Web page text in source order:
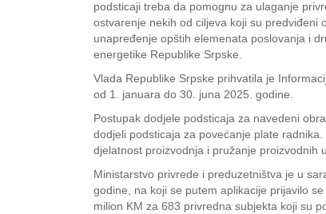
podsticaji treba da pomognu za ulaganje
ostvarenje nekih od ciljeva koji su predviđeni
unapređenje opštih elemenata poslovanja i
energetike Republike Srpske.
Vlada Republike Srpske prihvatila je
od 1. januara do 30. juna 2025. godine.
Postupak dodjele podsticaja za navedeni
dodjeli podsticaja za povećanje plate
djelatnost proizvodnja i pružanje proizvodnih
Ministarstvo privrede i preduzetništva je u
godine, na koji se putem aplikacije prijavilo
milion KM za 683 privredna subjekta koji su